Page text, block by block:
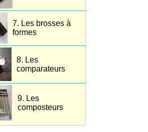
7. Les brosses à
formes
8. Les
comparateurs
9. Les
composteurs